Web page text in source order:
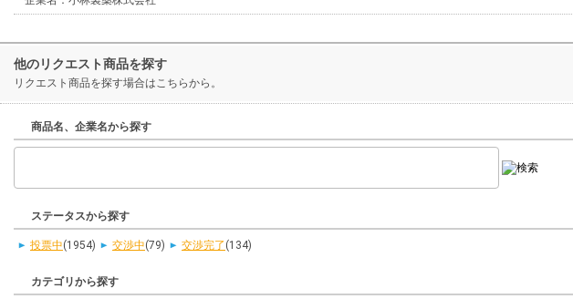
他のリクエスト商品を探す
リクエスト商品を探す場合はこちらから。
商品名、企業名から探す
ステータスから探す
投票中(1954) 交渉中(79) 交渉完了 (134)
カテゴリから探す